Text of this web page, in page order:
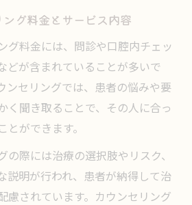
グ料金とサービス内容
グ料金には、問診や口腔内チェッ
どが含まれていることが多いで
ンセリングでは、患者の悩みや要
く聞き取ることで、その人に合っ
ができます。
の際には治療の選択肢やリスク、
説明が行われ、患者が納得して治
慮されています。カウンセリング